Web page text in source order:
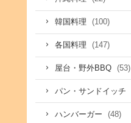
韓国料理 (100)
各国料理 (147)
屋台・野外BBQ (53)
パン・サンドイッチ
ハンバーガー (48)